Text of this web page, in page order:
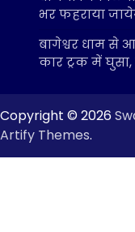
भर फहराया
बागेश्वर धाम से
कार ट्रक में घुसा,
Copyright © 2026
Artify Themes.